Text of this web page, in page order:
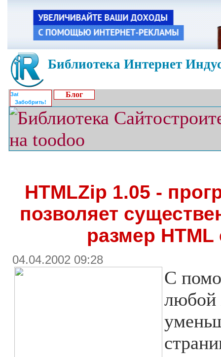
Библиотека Интернет
Забобрить!
Блог
HTMLZip 1.05 -
позволяет
размер HTML
04.04.2002 09:28
С